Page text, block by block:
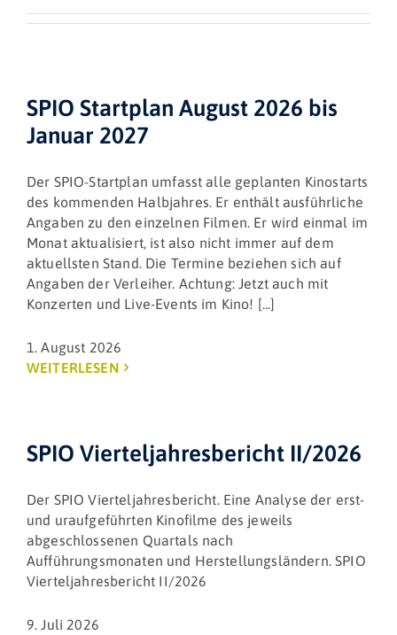
SPIO Startplan August 2026 bis
Januar 2027
Der SPIO-Startplan umfasst alle geplanten Kinostarts
des kommenden Halbjahres. Er enthält ausführliche
Angaben zu den einzelnen Filmen. Er wird einmal im
Monat aktualisiert, ist also nicht immer auf dem
aktuellsten Stand. Die Termine beziehen sich auf
Angaben der Verleiher. Achtung: Jetzt auch mit
Konzerten und Live-Events im Kino! [...]
1. August 2026
WEITERLESEN
SPIO Vierteljahresbericht II/2026
Der SPIO Vierteljahresbericht. Eine Analyse der erst-
und uraufgeführten Kinofilme des jeweils
abgeschlossenen Quartals nach
Aufführungsmonaten und Herstellungsländern. SPIO
Vierteljahresbericht II/2026
9. Juli 2026